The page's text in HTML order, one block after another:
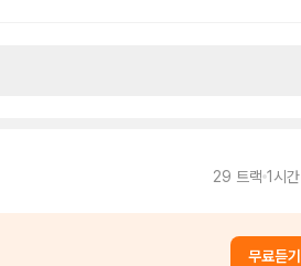
29 트랙 1시
무료듣기